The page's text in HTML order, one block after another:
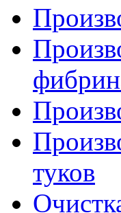
туков